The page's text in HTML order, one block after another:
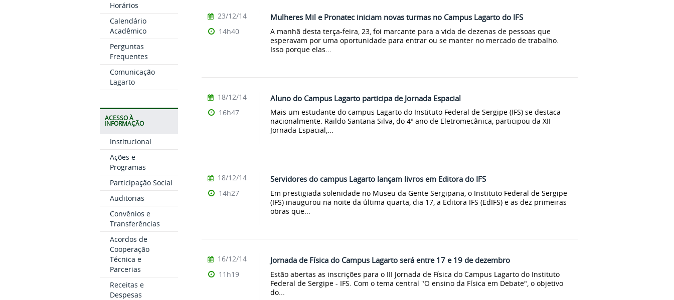
Horários
Calendário
Acadêmico
Perguntas
Frequentes
Comunicação
Lagarto
ACESSO À
INFORMAÇÃO
Institucional
Ações e
Programas
Participação Social
Auditorias
Convênios e
Transferências
Acordos de
Cooperação
Técnica e
Parcerias
Receitas e
Despesas
Mulheres Mil e Pronatec iniciam novas turmas no Campus Lagarto do IFS
A manhã desta terça-feira, 23, foi marcante para a vida de dezenas de pessoas que
esperavam por uma oportunidade para entrar ou se manter no mercado de trabalho.
Isso porque elas...
23/12/14
14h40
Aluno do Campus Lagarto participa de Jornada Espacial
Mais um estudante do campus Lagarto do Instituto Federal de Sergipe (IFS) se destaca
nacionalmente. Raildo Santana Silva, do 4º ano de Eletromecânica, participou da XII
Jornada Espacial,...
18/12/14
16h47
Servidores do campus Lagarto lançam livros em Editora do IFS
Em prestigiada solenidade no Museu da Gente Sergipana, o Instituto Federal de Sergipe
(IFS) inaugurou na noite da última quarta, dia 17, a Editora IFS (EdIFS) e as dez primeiras
obras que...
18/12/14
14h27
Jornada de Física do Campus Lagarto será entre 17 e 19 de dezembro
Estão abertas as inscrições para o III Jornada de Física do Campus Lagarto do Instituto
Federal de Sergipe - IFS. Com o tema central "O ensino da Física em Debate", o objetivo
do...
16/12/14
11h19